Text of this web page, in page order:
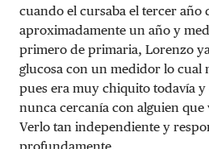
cuando el cursaba el tercer año
aproximadamente un año y
primero de primaria, Lorenzo
glucosa con un medidor lo cual
pues era muy chiquito todavía
nunca cercanía con alguien que
Verlo tan independiente y